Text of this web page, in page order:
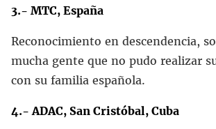
3.- MTC, España
Reconocimiento en descendencia,
mucha gente que no pudo realizar
con su familia española.
4.- ADAC, San Cristóbal, Cuba